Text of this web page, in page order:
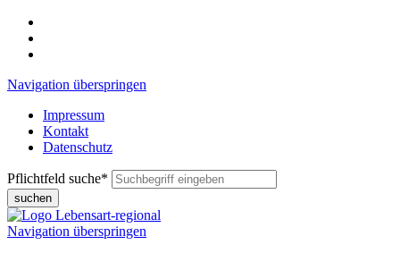
Navigation überspringen
Impressum
Kontakt
Datenschutz
Pflichtfeld suche*
suchen
Navigation überspringen